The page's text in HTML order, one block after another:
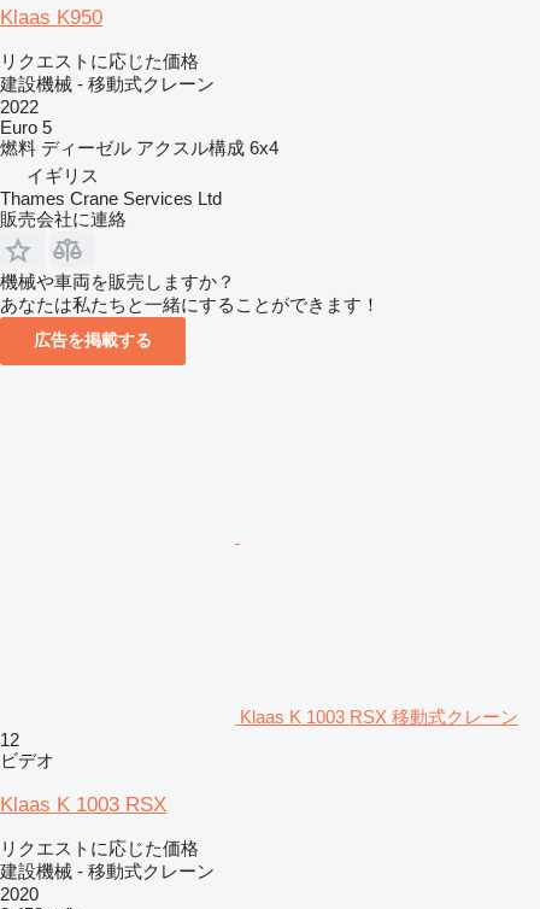
Klaas K950
リクエストに応じた価格
建設機械 - 移動式クレーン
2022
Euro 5
燃料 ディーゼル アクスル構成 6x4
イギリス
Thames Crane Services Ltd
販売会社に連絡
機械や車両を販売しますか？
あなたは私たちと一緒にすることができます！
広告を掲載する
Klaas K 1003 RSX 移動式クレーン
12
ビデオ
Klaas K 1003 RSX
リクエストに応じた価格
建設機械 - 移動式クレーン
2020